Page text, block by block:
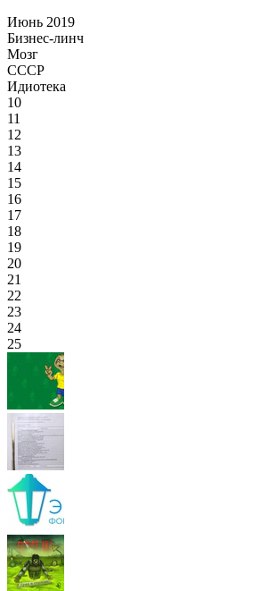
Июнь 2019
Бизнес-линч
Мозг
СССР
Идиотека
10
11
12
13
14
15
16
17
18
19
20
21
22
23
24
25